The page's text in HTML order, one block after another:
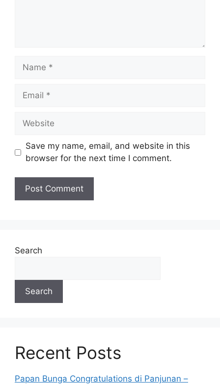
Save my name, email, and website in this
browser for the next time I comment.
Search
Search
Recent Posts
Papan Bunga Congratulations di Panjunan –